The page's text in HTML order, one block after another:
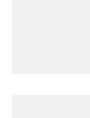
Kinder II